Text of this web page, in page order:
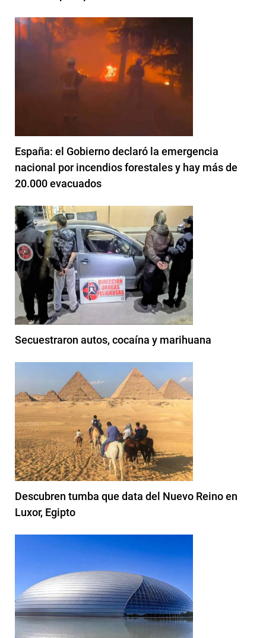
España: el Gobierno declaró la emergencia
nacional por incendios forestales y hay más de
20.000 evacuados
Secuestraron autos, cocaína y marihuana
Descubren tumba que data del Nuevo Reino en
Luxor, Egipto